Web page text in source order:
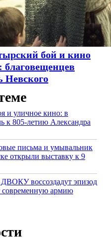
бой и кино
Невского
и уличное кино: в
к 805-летию Александра
письма и умывальник
открыли выставку к 9
воссоздадут эпизод
армию